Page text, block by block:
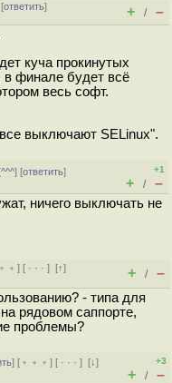
ответить]
+ / –
куча прокинутых
в финале будет всё
весь софт.
выключают SELinux".
^^^] [ответить]
+1
+ / –
ничего выключать не
] [ · · ·][↑]
+ / –
- типа для
рядовом саппорте,
проблемы?
] [ ﹢﹢﹢] [ · · ·][↓]
+3
+ / –